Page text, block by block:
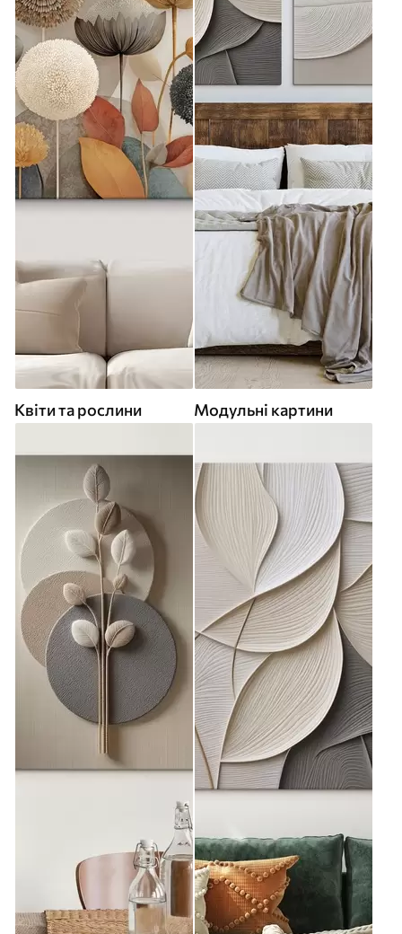
Квіти та рослини Модульні картини